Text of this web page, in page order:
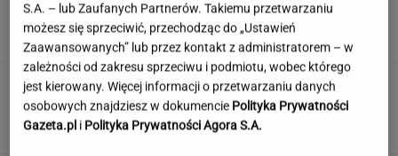
niewiele osób je pamięta. A ty?
To nie droga na skróty. Matka pokazuje, jak
naprawdę wygląda edukacja domowa
MATERIAŁ PROMOCYJNY
S.A. – lub Zaufanych Partnerów. Takiemu przetwarzaniu
możesz się sprzeciwić, przechodząc do „Ustawień
Zaawansowanych” lub przez kontakt z administratorem – w
zależności od zakresu sprzeciwu i podmiotu, wobec którego
jest kierowany. Więcej informacji o przetwarzaniu danych
osobowych znajdziesz w dokumencie Polityka Prywatności
Gazeta.pl i Polityka Prywatności Agora S.A.